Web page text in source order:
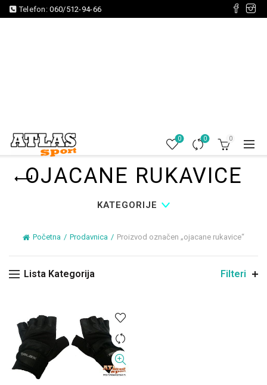
Telefon:060/512-94-66
0 0 0
OJACANE RUKAVICE
KATEGORIJE
Početna Prodavnica Proizvod označen „ojacane rukavice“
Lista Kategorija Filteri